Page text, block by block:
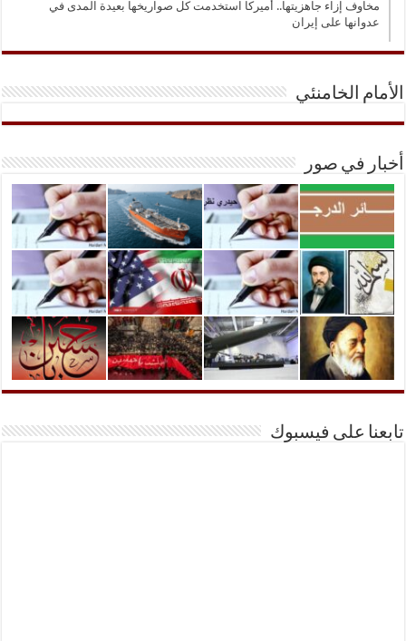
مخاوف إزاء جاهزيتها.. أميركا استخدمت كل صواريخها بعيدة المدى في
عدوانها على إيران
الأمام الخامنئي
أخبار في صور
تابعنا على فيسبوك